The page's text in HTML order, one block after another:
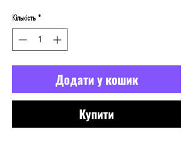
Кількість *
Додати у кошик
Купити